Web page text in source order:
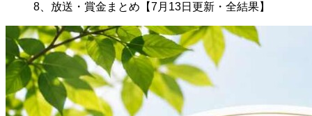
8、放送・賞金まとめ【7月13日更新・全結果】